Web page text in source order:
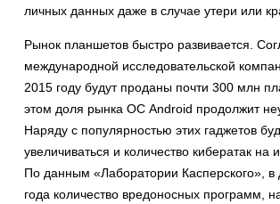
личных данных даже в случае утери или
Рынок планшетов быстро развивается.
международной исследовательской
2015 году будут проданы почти 300 млн
этом доля рынка ОС Android продолжит
Наряду с популярностью этих гаджетов
увеличиваться и количество кибератак на
По данным «Лаборатории Касперского», в
года количество вредоносных программ,